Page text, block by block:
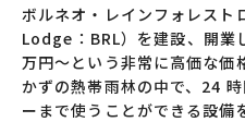
ボルネオ・レインフォレス
Lodge：BRL）を建設、開業
万円～という非常に高価な価
かずの熱帯雨林の中で、24
ーまで使うことができる設備